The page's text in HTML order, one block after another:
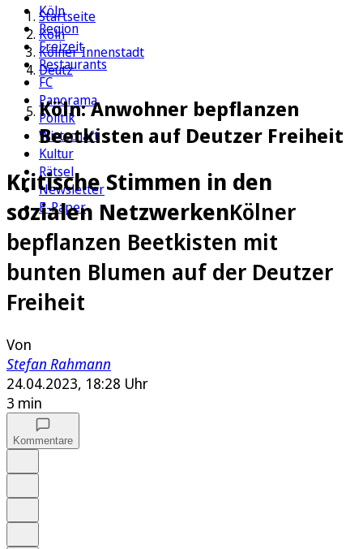
Köln
Region
Freizeit
Restaurants
FC
Panorama
Politik
Wirtschaft
Kultur
Rätsel
Newsletter
E-Paper
Startseite
Köln
Kölner Innenstadt
Deutz
Köln: Anwohner bepflanzen
Beetkisten auf Deutzer Freiheit
Kritische Stimmen in den
sozialen NetzwerkenKölner
bepflanzen Beetkisten mit
bunten Blumen auf der Deutzer
Freiheit
Von
Stefan Rahmann
24.04.2023, 18:28 Uhr
3 min
Kommentare